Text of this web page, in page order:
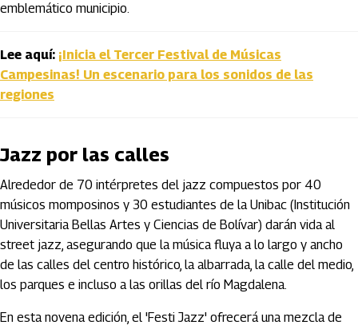
emblemático municipio.
Lee aquí: ¡Inicia el Tercer Festival de Músicas
Campesinas! Un escenario para los sonidos de las
regiones
Jazz por las calles
Alrededor de 70 intérpretes del jazz compuestos por 40
músicos momposinos y 30 estudiantes de la Unibac (Institución
Universitaria Bellas Artes y Ciencias de Bolívar) darán vida al
street jazz, asegurando que la música fluya a lo largo y ancho
de las calles del centro histórico, la albarrada, la calle del medio,
los parques e incluso a las orillas del río Magdalena.
En esta novena edición, el 'Festi Jazz' ofrecerá una mezcla de